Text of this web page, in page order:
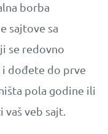
borba
sajtove sa
se redovno
i dođete do prve
pola godine ili
veb sajt.